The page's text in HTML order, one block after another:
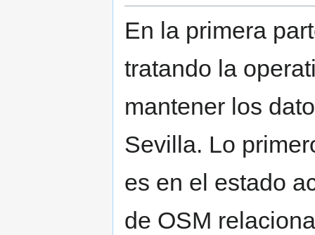
En la primera
tratando la
mantener los
Sevilla. Lo
es en el estado
de OSM